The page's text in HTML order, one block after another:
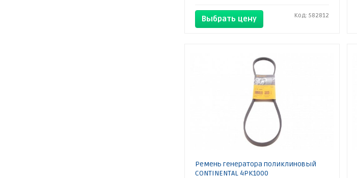
Выбрать цену Код: 582812
Ремень генератора поликлиновый
CONTINENTAL 4PK1000